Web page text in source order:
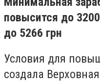
повысится до
до 5266 грн
Условия для
создала